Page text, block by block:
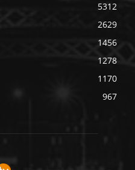
5312
2629
1456
1278
1170
967